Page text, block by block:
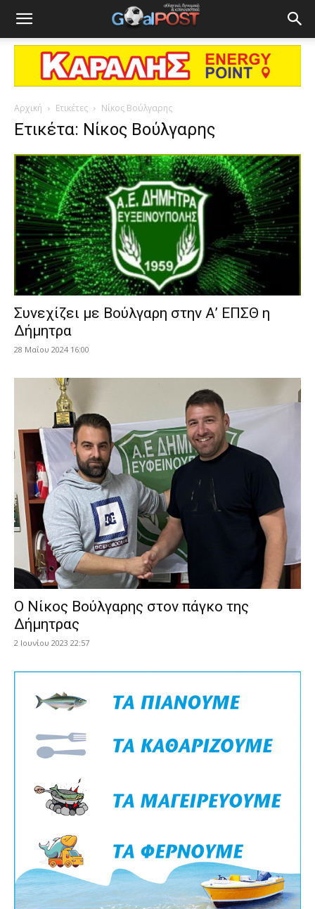
Αρχική Ετικέτες Νίκος Βούλγαρης
Ετικέτα: Νίκος Βούλγαρης
Συνεχίζει με Βούλγαρη στην Α’ ΕΠΣΘ η
Δήμητρα
28 Μαΐου 2024 16:00
Ο Νίκος Βούλγαρης στον πάγκο της
Δήμητρας
2 Ιουνίου 2023 22:57